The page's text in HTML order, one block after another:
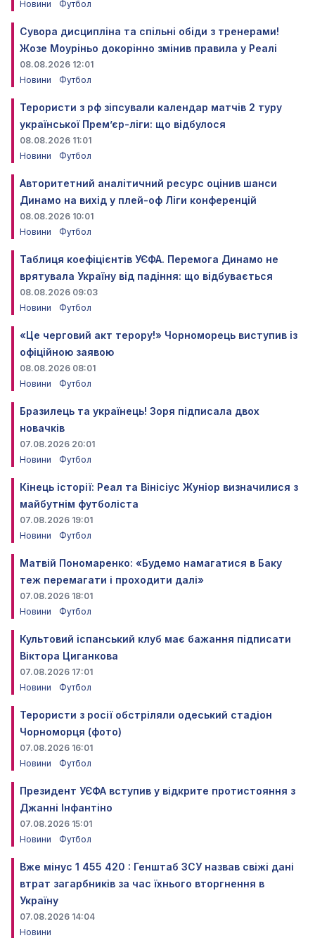
Новини Футбол
Сувора дисципліна та спільні обіди з тренерами!
Жозе Моуріньо докорінно змінив правила у Реалі
08.08.2026 12:01
Новини
Футбол
Терористи з рф зіпсували календар матчів 2 туру
української Прем’єр-ліги: що відбулося
08.08.2026 11:01
Новини
Футбол
Авторитетний аналітичний ресурс оцінив шанси
Динамо на вихід у плей-оф Ліги конференцій
08.08.2026 10:01
Новини
Футбол
Таблиця коефіцієнтів УЄФА. Перемога Динамо не
врятувала Україну від падіння: що відбувається
08.08.2026 09:03
Новини
Футбол
«Це черговий акт терору!» Чорноморець виступив із
офіційною заявою
08.08.2026 08:01
Новини
Футбол
Бразилець та українець! Зоря підписала двох
новачків
07.08.2026 20:01
Новини
Футбол
Кінець історії: Реал та Вінісіус Жуніор визначилися з
майбутнім футболіста
07.08.2026 19:01
Новини
Футбол
Матвій Пономаренко: «Будемо намагатися в Баку
теж перемагати і проходити далі»
07.08.2026 18:01
Новини
Футбол
Культовий іспанський клуб має бажання підписати
Віктора Циганкова
07.08.2026 17:01
Новини
Футбол
Терористи з росії обстріляли одеський стадіон
Чорноморця (фото)
07.08.2026 16:01
Новини
Футбол
Президент УЄФА вступив у відкрите протистояння з
Джанні Інфантіно
07.08.2026 15:01
Новини
Футбол
Вже мінус 1 455 420 : Генштаб ЗСУ назвав свіжі дані
втрат загарбників за час їхнього вторгнення в
Україну
07.08.2026 14:04
Новини